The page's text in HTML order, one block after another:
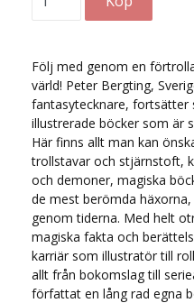
Följ med genom en
värld! Peter Bergting,
fantasytecknare, fortsätter
illustrerade böcker som är
Här finns allt man kan
trollstavar och stjärnstoft,
och demoner, magiska
de mest berömda
genom tiderna. Med helt
magiska fakta och
karriär som illustratör till
allt från bokomslag till
författat en lång rad egna